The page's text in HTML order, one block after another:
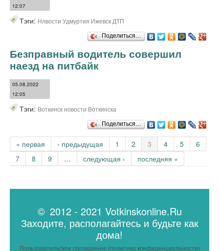
12:07
Тэги: Нлвости Удмуртия Ижевск ДТП
Поделиться…
Безправный водитель совершил
наезд на питбайк
05.08.2022
12:05
Тэги: Воткинск новости Воткинска
Поделиться…
Страницы
« первая ‹ предыдущая 1 2 3 4 5
6
7
8 9 … следующая › последняя »
© 2012 - 2021 Votkinskonline.Ru
Заходите, располагайтесь и будьте как
дома!
Пользовательское соглашение (политика конфиденциальности)